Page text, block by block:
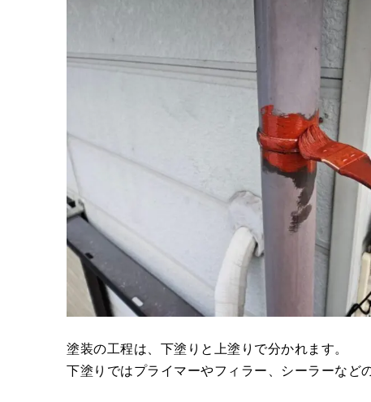
塗装の工程は、下塗りと上塗りで分かれます。
下塗りではプライマーやフィラー、シーラーなど